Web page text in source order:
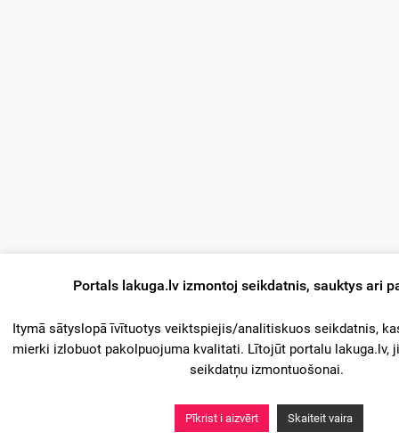
Portals lakuga.lv izmontoj seikdatnis, sauktys ari
Itymā sātyslopā īvītuotys veiktspiejis/analitiskuos seikdatnis,
mierki izlobuot pakolpuojuma kvalitati. Lītojūt portalu lakuga.lv,
seikdatņu izmontuošonai.
Pīkrist i aizvērt Skaiteit vaira